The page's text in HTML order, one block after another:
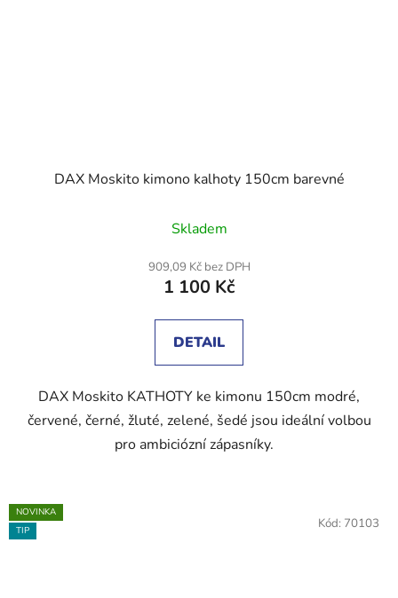
DAX Moskito kimono kalhoty 150cm barevné
Skladem
909,09 Kč bez DPH
1 100 Kč
DETAIL
DAX Moskito KATHOTY ke kimonu 150cm modré,
červené, černé, žluté, zelené, šedé jsou ideální volbou
pro ambiciózní zápasníky.
NOVINKA
TIP
Kód: 70103